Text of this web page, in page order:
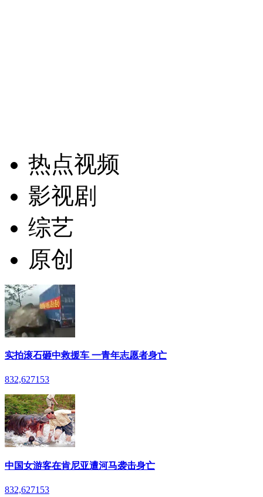
热点视频
影视剧
综艺
原创
实拍滚石砸中救援车 一青年志愿者身亡
832,627153
中国女游客在肯尼亚遭河马袭击身亡
832,627153